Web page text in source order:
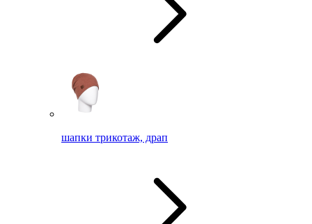
шапки трикотаж, драп